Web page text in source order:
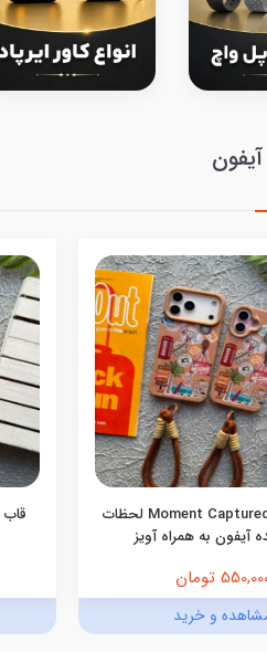
قاب مخملی Moment Captured لحظات
آیفون به همراه آویز
تومان
و خرید